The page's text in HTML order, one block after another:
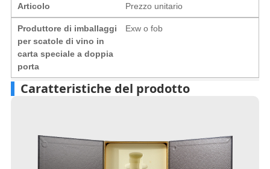
Articolo Prezzo unitario
Produttore di imballaggi
per scatole di vino in
carta speciale a doppia
porta
Exw o fob
Caratteristiche del prodotto